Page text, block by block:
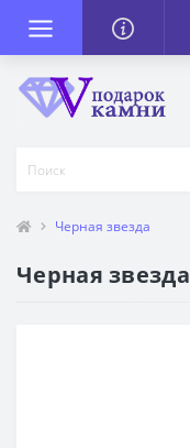
Черная звезда
Черная звезда